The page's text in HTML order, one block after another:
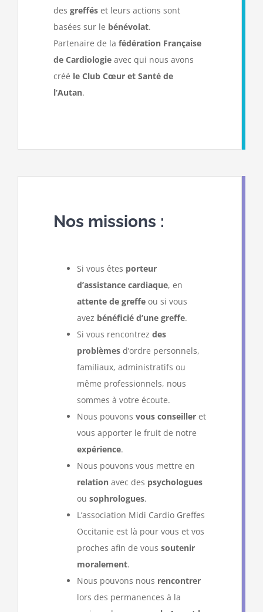
des greffés et leurs actions sont
basées sur le bénévolat.
Partenaire de la fédération Française
de Cardiologie avec qui nous avons
créé le Club Cœur et Santé de
l’Autan.
Nos missions :
Si vous êtes porteur
d’assistance cardiaque, en
attente de greffe ou si vous
avez bénéficié d’une greffe.
Si vous rencontrez des
problèmes d’ordre personnels,
familiaux, administratifs ou
même professionnels, nous
sommes à votre écoute.
Nous pouvons vous conseiller et
vous apporter le fruit de notre
expérience.
Nous pouvons vous mettre en
relation avec des psychologues
ou sophrologues.
L’association Midi Cardio Greffes
Occitanie est là pour vous et vos
proches afin de vous soutenir
moralement.
Nous pouvons nous rencontrer
lors des permanences à la